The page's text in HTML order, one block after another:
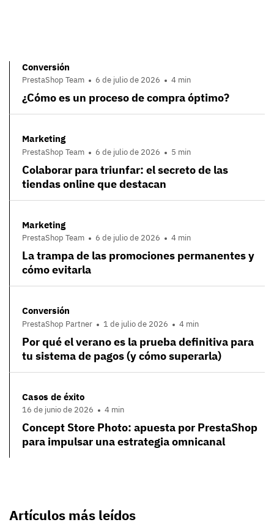
Conversión
PrestaShop Team 6 de julio de 2026 4 min
¿Cómo es un proceso de compra óptimo?
Marketing
PrestaShop Team 6 de julio de 2026 5 min
Colaborar para triunfar: el secreto de las
tiendas online que destacan
Marketing
PrestaShop Team 6 de julio de 2026 4 min
La trampa de las promociones permanentes y
cómo evitarla
Conversión
PrestaShop Partner 1 de julio de 2026 4 min
Por qué el verano es la prueba definitiva para
tu sistema de pagos (y cómo superarla)
Casos de éxito
16 de junio de 2026 4 min
Concept Store Photo: apuesta por PrestaShop
para impulsar una estrategia omnicanal
Artículos más leídos